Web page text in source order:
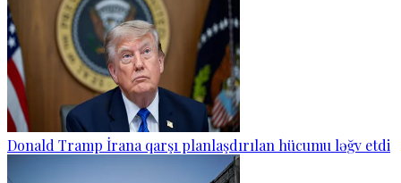
Donald Tramp İrana qarşı planlaşdırılan hücumu ləğv etdi